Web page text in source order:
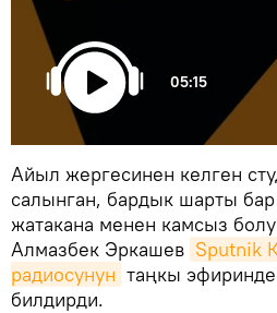
05:15
Айыл жергесинен келген
салынган, бардык шарты бар
жатакана менен камсыз
Алмазбек Эркашев Sputnik
радиосунун таңкы
билдирди.